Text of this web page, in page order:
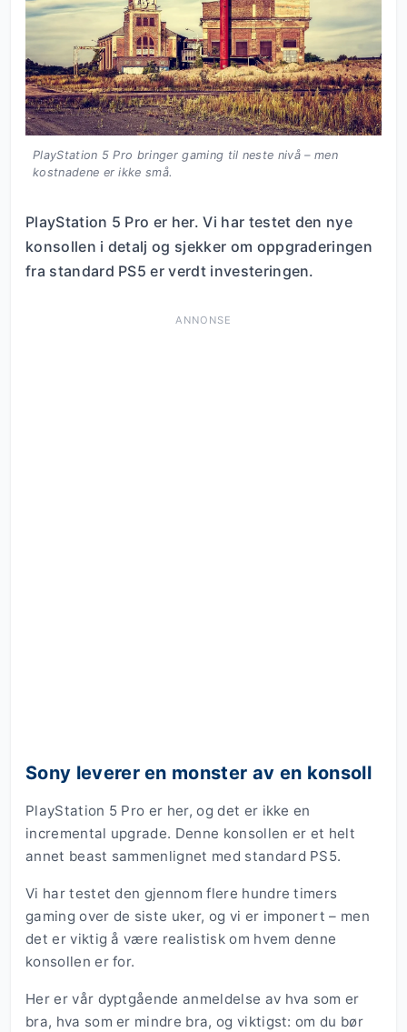
PlayStation 5 Pro bringer gaming til neste nivå – men
kostnadene er ikke små.
PlayStation 5 Pro er her. Vi har testet den nye
konsollen i detalj og sjekker om oppgraderingen
fra standard PS5 er verdt investeringen.
ANNONSE
Sony leverer en monster av en konsoll
PlayStation 5 Pro er her, og det er ikke en
incremental upgrade. Denne konsollen er et helt
annet beast sammenlignet med standard PS5.
Vi har testet den gjennom flere hundre timers
gaming over de siste uker, og vi er imponert – men
det er viktig å være realistisk om hvem denne
konsollen er for.
Her er vår dyptgående anmeldelse av hva som er
bra, hva som er mindre bra, og viktigst: om du bør